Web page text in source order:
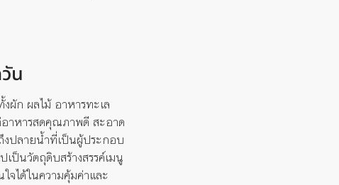
น
ผัก ผลไม้ อาหารทะเล
าหารสดคุณภาพดี สะอาด
งปลายน้ำที่เป็นผู้ประกอบ
ป็นวัตถุดิบสร้างสรรค์เมนู
ได้ในความคุ้มค่าและ